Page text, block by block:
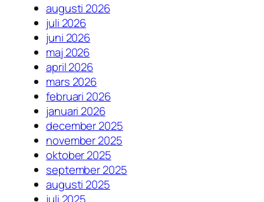
augusti 2026
juli 2026
juni 2026
maj 2026
april 2026
mars 2026
februari 2026
januari 2026
december 2025
november 2025
oktober 2025
september 2025
augusti 2025